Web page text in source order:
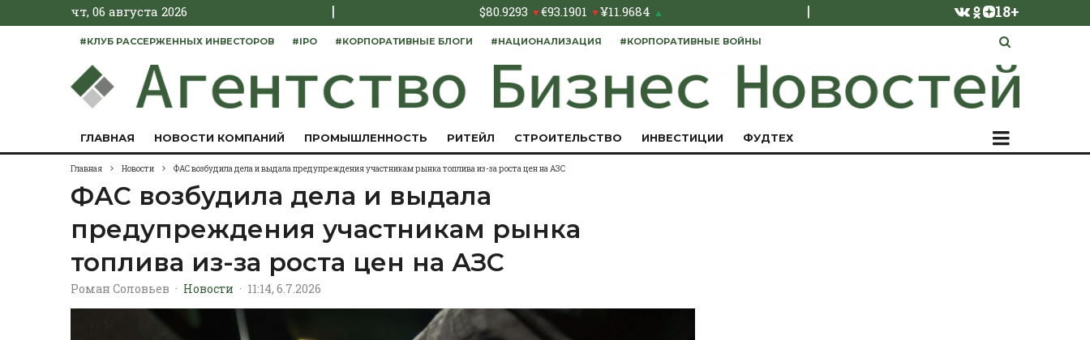
чт, 06 августа 2026 | $80.9293 ▼€93.1901 ▼¥11.9684 ▲ | 18+
#КЛУБ РАССЕРЖЕННЫХ ИНВЕСТОРОВ #IPO #КОРПОРАТИВНЫЕ БЛОГИ #НАЦИОНАЛИЗАЦИЯ #КОРПОРАТИВНЫЕ ВОЙНЫ
ГЛАВНАЯ НОВОСТИ КОМПАНИЙ ПРОМЫШЛЕННОСТЬ РИТЕЙЛ СТРОИТЕЛЬСТВО ИНВЕСТИЦИИ ФУДТЕХ
Главная Новости ФАС возбудила дела и выдала предупреждения участникам рынка топлива из-за роста цен на АЗС
ФАС возбудила дела и выдала
предупреждения участникам рынка
топлива из-за роста цен на АЗС
Роман Соловьев · Новости · 11:14, 6.7.2026